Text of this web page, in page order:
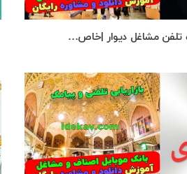
تلفن مشاغل دیوار |خاص…